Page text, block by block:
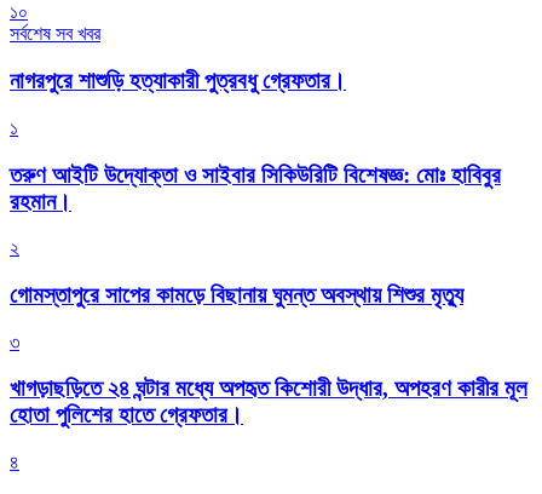
১০
সর্বশেষ সব খবর
নাগরপুরে শাশুড়ি হত্যাকারী পুত্রবধু গ্রেফতার।
১
তরুণ আইটি উদ্যোক্তা ও সাইবার সিকিউরিটি বিশেষজ্ঞ: মোঃ হাবিবুর
রহমান।
২
গোমস্তাপুরে সাপের কামড়ে বিছানায় ঘুমন্ত অবস্থায় শিশুর মৃত্যু
৩
খাগড়াছড়িতে ২৪ ঘন্টার মধ্যে অপহৃত কিশোরী উদ্ধার, অপহরণ কারীর মূল
হোতা পুলিশের হাতে গ্রেফতার।
৪